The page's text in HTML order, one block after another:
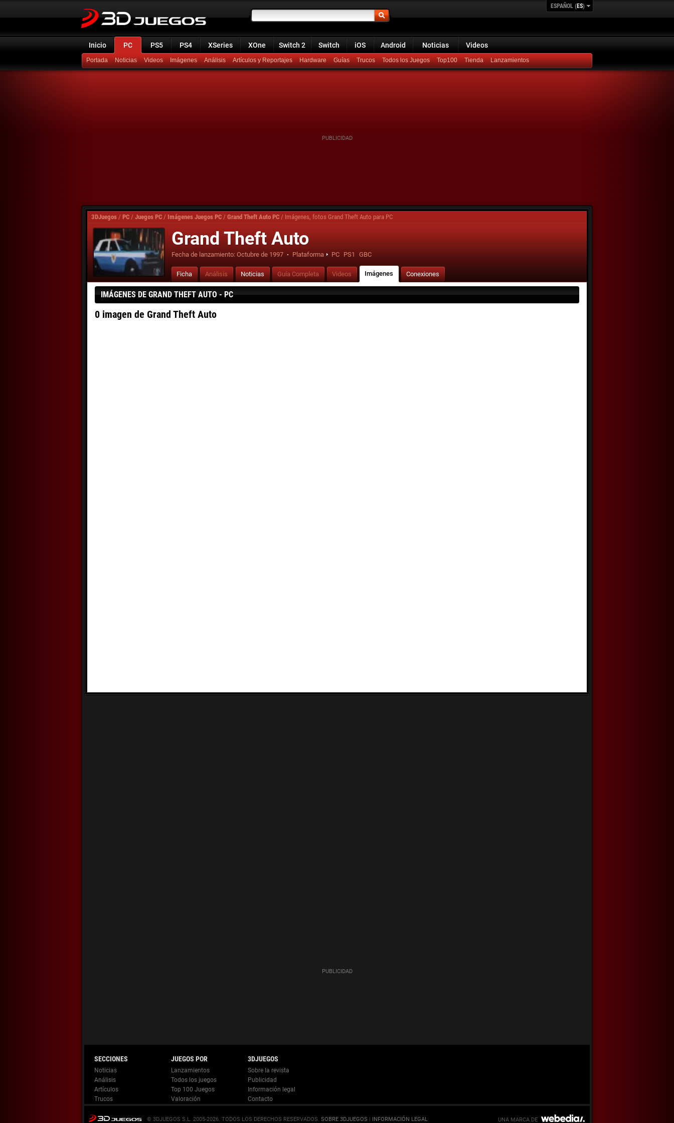
ESPAÑOL (ES)
Inicio PC PS5 PS4 XSeries XOne Switch 2 Switch iOS Android Noticias Videos
Portada Noticias Videos Imágenes Análisis Artículos y Reportajes Hardware Guías Trucos Todos los Juegos Top100 Lanzamientos
3DJuegos / PC / Juegos PC / Imágenes Juegos PC / Grand Theft Auto PC / Imágenes, fotos Grand Theft Auto para PC
Grand Theft Auto
Fecha de lanzamiento: Octubre de 1997 · Plataforma PC PS1 GBC
Ficha Análisis Noticias Guía Completa Videos Imágenes Conexiones
IMÁGENES DE GRAND THEFT AUTO - PC
0 imagen de Grand Theft Auto
Noticias
Análisis
Artículos
Trucos
Lanzamientos
Todos los juegos
Top 100 Juegos
Valoración
Información legal
© 3DJUEGOS S.L. 2005-2026. . SOBRE 3DJUEGOS | INFORMACIÓN LEGAL